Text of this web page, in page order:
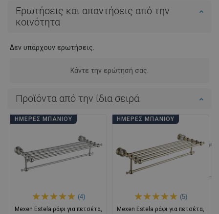
Ερωτήσεις και απαντήσεις από την
κοινότητα
Δεν υπάρχουν ερωτήσεις.
Κάντε την ερώτησή σας.
Προϊόντα από την ίδια σειρά
ΗΜΈΡΕΣ ΜΠΆΝΙΟΥ
(4)
Mexen Estela ράφι για πετσέτα,
ΗΜΈΡΕΣ ΜΠΆΝΙΟΥ
(5)
Mexen Estela ράφι για πετσέτα,